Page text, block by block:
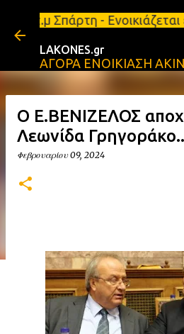
Μετάβαση στο κύριο
- Ενοικιάζεται
LAKONES.gr
ΑΓΟΡΑ ΕΝΟΙΚΙΑΣΗ
O Ε.ΒΕΝΙΖΕΛΟΣ
Λεωνίδα
Φεβρουαρίου 09, 2024